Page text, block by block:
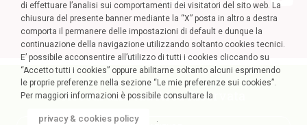
Accedi alla tua Area Riservata
di effettuare l’analisi sui comportamenti dei visitatori del sito web. La
chiusura del presente banner mediante la “X” posta in altro a destra
comporta il permanere delle impostazioni di default e dunque la
continuazione della navigazione utilizzando soltanto cookies tecnici.
E’ possibile acconsentire all’utilizzo di tutti i cookies cliccando su
“Accetto tutti i cookies” oppure abilitarne soltanto alcuni esprimendo
le proprie preferenze nella sezione “Le mie preferenze sui cookies”.
Per maggiori informazioni è possibile consultare la
privacy & cookies policy .